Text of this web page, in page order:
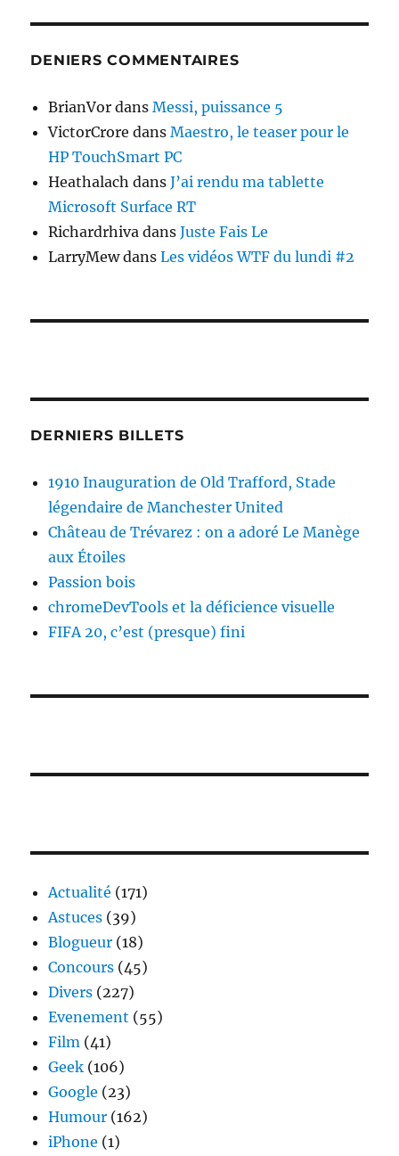
DENIERS COMMENTAIRES
BrianVor dansMessi, puissance 5
VictorCrore dansMaestro, le teaser pour le
HP TouchSmart PC
Heathalach dansJ’ai rendu ma tablette
Microsoft Surface RT
Richardrhiva dansJuste Fais Le
LarryMewdansLes vidéos WTF du lundi #2
DERNIERS BILLETS
1910 Inauguration de Old Trafford, Stade
légendaire de Manchester United
Château de Trévarez : on a adoré Le Manège
aux Étoiles
Passion bois
chromeDevTools et la déficience visuelle
FIFA 20, c’est (presque) fini
Actualité (171)
Astuces (39)
Blogueur (18)
Concours (45)
Divers (227)
Evenement (55)
Film (41)
Geek (106)
Google (23)
Humour (162)
iPhone (1)